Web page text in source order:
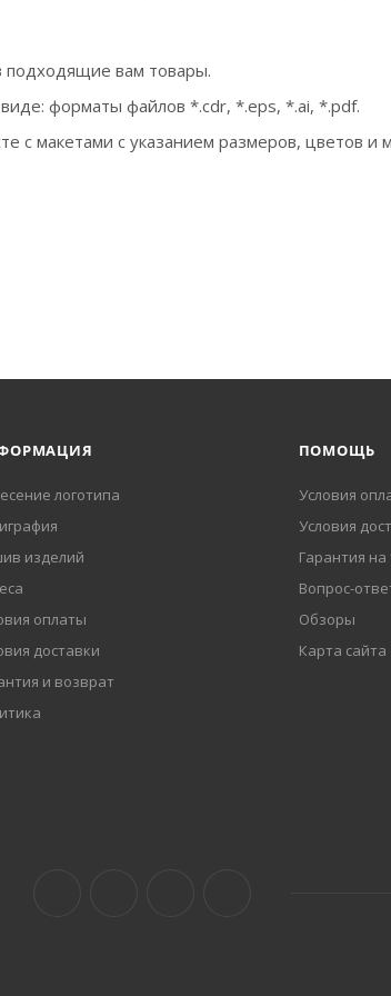
вам товары.
форматы файлов *.cdr, *.eps, *.ai, *.pdf.
с макетами с указанием размеров, цветов и
логотипа
изделий
оплаты
доставки
и возврат
ПОМОЩЬ
Условия
Условия
Гарантия на
Вопрос-
Обзоры
Карта сайта